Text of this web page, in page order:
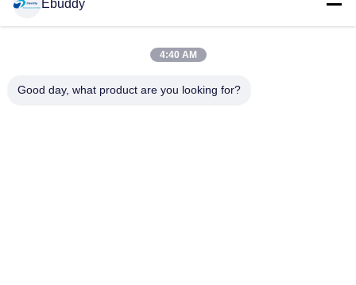
Ebuddy
4:40 AM
Good day, what product are you looking for?